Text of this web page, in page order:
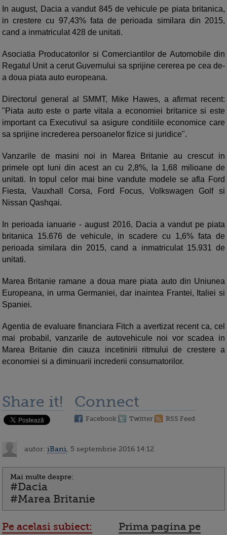
In august, Dacia a vandut 845 de vehicule pe piata britanica,
in crestere cu 97,43% fata de perioada similara din 2015,
cand a inmatriculat 428 de unitati.
Asociatia Producatorilor si Comerciantilor de Automobile din
Regatul Unit a cerut Guvernului sa sprijine cererea pe cea de-
a doua piata auto europeana.
Directorul general al SMMT, Mike Hawes, a afirmat recent:
"Piata auto este o parte vitala a economiei britanice si este
important ca Executivul sa asigure conditiile economice care
sa sprijine increderea persoanelor fizice si juridice".
Vanzarile de masini noi in Marea Britanie au crescut in
primele opt luni din acest an cu 2,8%, la 1,68 milioane de
unitati. In topul celor mai bine vandute modele se afla Ford
Fiesta, Vauxhall Corsa, Ford Focus, Volkswagen Golf si
Nissan Qashqai.
In perioada ianuarie - august 2016, Dacia a vandut pe piata
britanica 15.676 de vehicule, in scadere cu 1,6% fata de
perioada similara din 2015, cand a inmatriculat 15.931 de
unitati.
Marea Britanie ramane a doua mare piata auto din Uniunea
Europeana, in urma Germaniei, dar inaintea Frantei, Italiei si
Spaniei.
Agentia de evaluare financiara Fitch a avertizat recent ca, cel
mai probabil, vanzarile de autovehicule noi vor scadea in
Marea Britanie din cauza incetinirii ritmului de crestere a
economiei si a diminuarii increderii consumatorilor.
Share it! Connect
Facebook Twitter RSS Feed
autor: iBani , 5 septembrie 2016 14:12
Mai multe despre:
#Dacia
#Marea Britanie
Pe acelasi subiect:
Prima pagina pe